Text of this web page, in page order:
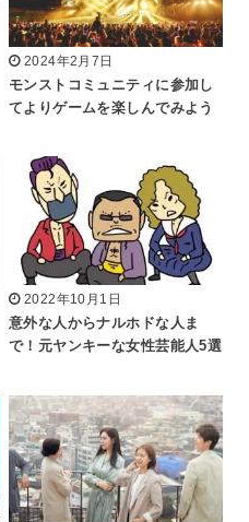
2024年2月7日
モンストコミュニティに参加し
てよりゲームを楽しんでみよう
2022年10月1日
意外な人からナルホドな人ま
で！元ヤンキーな女性芸能人5選